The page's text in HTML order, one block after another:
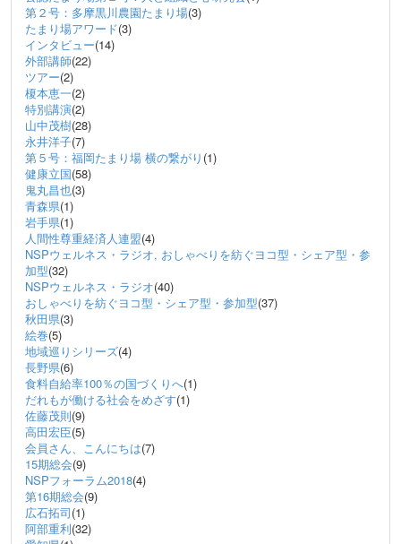
第２号：多摩黒川農園たまり場(3)
たまり場アワード(3)
インタビュー(14)
外部講師(22)
ツアー(2)
榎本恵一(2)
特別講演(2)
山中茂樹(28)
永井洋子(7)
第５号：福岡たまり場 横の繋がり (1)
健康立国(58)
鬼丸昌也(3)
青森県(1)
岩手県(1)
人間性尊重経済人連盟(4)
NSPウェルネス・ラジオ, おしゃべりを紡ぐヨコ型・シェア型・参
加型(32)
NSPウェルネス・ラジオ(40)
おしゃべりを紡ぐヨコ型・シェア型・参加型(37)
秋田県(3)
絵巻(5)
地域巡りシリーズ(4)
長野県(6)
食料自給率100％の国づくりへ(1)
だれもが働ける社会をめざす(1)
佐藤茂則(9)
高田宏臣(5)
会員さん、こんにちは(7)
15期総会(9)
NSPフォーラム2018(4)
第16期総会(9)
広石拓司(1)
阿部重利(32)